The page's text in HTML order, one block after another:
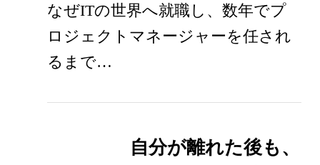
なぜITの世界へ就職し、数年でプ
ロジェクトマネージャーを任され
るまで…
自分が離れた後も、